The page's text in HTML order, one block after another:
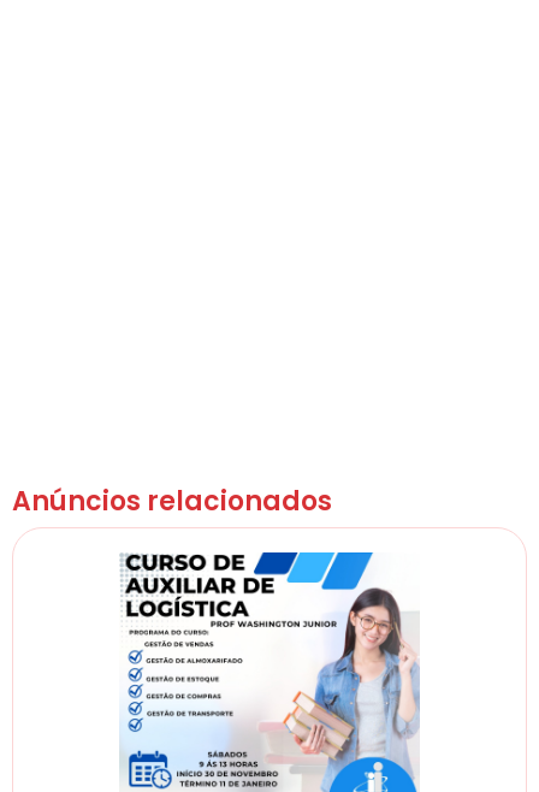
Anúncios relacionados